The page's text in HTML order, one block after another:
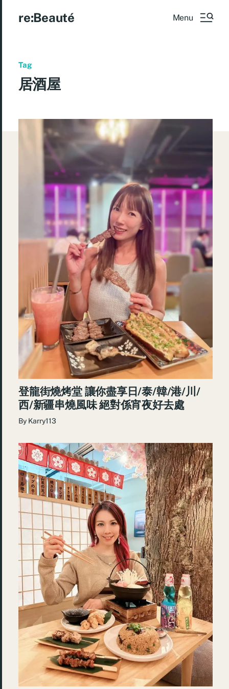
re:Beauté Menu
Tag
居酒屋
登龍街燒烤堂 讓你盡享日/泰/韓/港/川/
西/新疆串燒風味 絕對係宵夜好去處
By Karry113